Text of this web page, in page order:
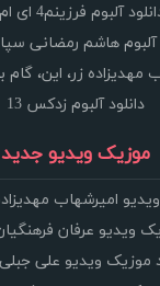
آلبوم فرزینم4 ای ام 4
آلبوم هاشم رمضانی
مهدیزاده زر، این،
دانلود آلبوم زدکس 13
موزیک ویدیو جدید
امیرشهاب
ویدیو عرفان
موزیک ویدیو علی